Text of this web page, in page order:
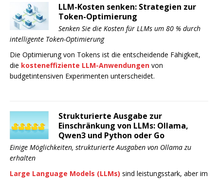
LLM-Kosten senken: Strategien zur
Token-Optimierung
Senken Sie die Kosten für LLMs um 80 % durch
intelligente Token-Optimierung
Die Optimierung von Tokens ist die entscheidende Fähigkeit,
die kosteneffiziente LLM-Anwendungen von
budgetintensiven Experimenten unterscheidet.
Strukturierte Ausgabe zur
Einschränkung von LLMs: Ollama,
Qwen3 und Python oder Go
Einige Möglichkeiten, strukturierte Ausgaben von Ollama zu
erhalten
Large Language Models (LLMs) sind leistungsstark, aber im